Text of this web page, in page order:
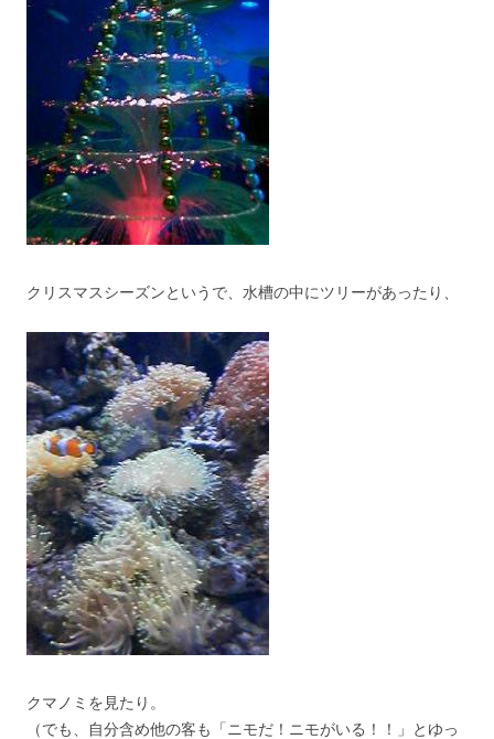
クリスマスシーズンというで、水槽の中にツリーがあったり、
クマノミを見たり。
（でも、自分含め他の客も「ニモだ！ニモがいる！！」とゆっ